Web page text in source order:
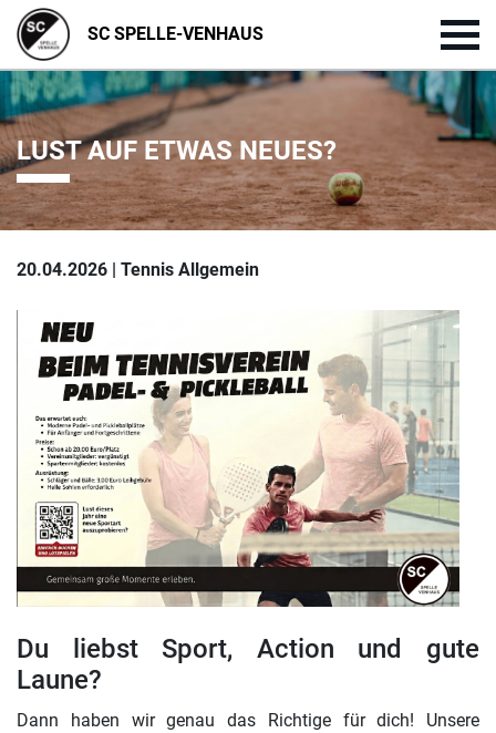
SC SPELLE-VENHAUS
LUST AUF ETWAS NEUES?
20.04.2026 | Tennis Allgemein
Du liebst Sport, Action und gute
Laune?
Dann haben wir genau das Richtige für dich! Unsere